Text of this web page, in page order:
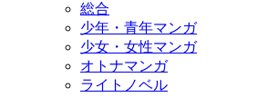
総合
少年・青年マンガ
少女・女性マンガ
オトナマンガ
ライトノベル